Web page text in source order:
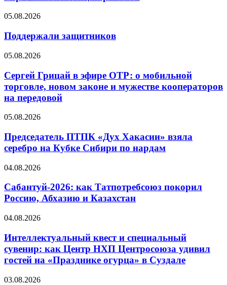
05.08.2026
Поддержали защитников
05.08.2026
Сергей Грицай в эфире ОТР: о мобильной
торговле, новом законе и мужестве кооператоров
на передовой
05.08.2026
Председатель ПТПК «Дух Хакасии» взяла
серебро на Кубке Сибири по нардам
04.08.2026
Сабантуй-2026: как Татпотребсоюз покорил
Россию, Абхазию и Казахстан
04.08.2026
Интеллектуальный квест и специальный
сувенир: как Центр НХП Центросоюза удивил
гостей на «Празднике огурца» в Суздале
03.08.2026